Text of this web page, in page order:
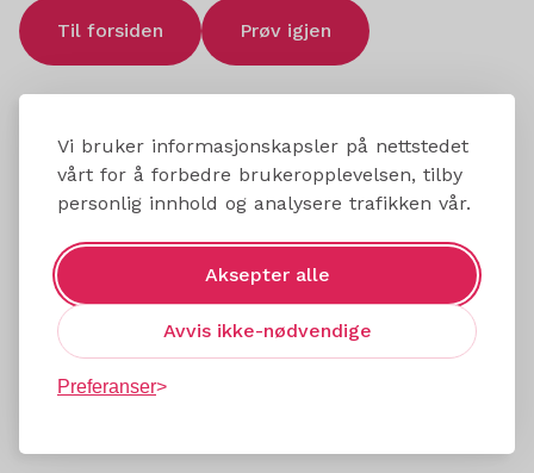
Vi bruker informasjonskapsler på nettstedet
vårt for å forbedre brukeropplevelsen, tilby
personlig innhold og analysere trafikken vår.
Aksepter alle
Avvis ikke-nødvendige
Preferanser
Til forsiden Prøv igjen